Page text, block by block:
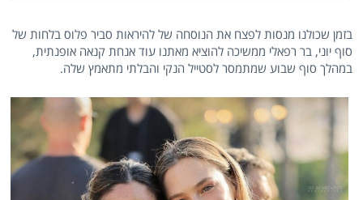
בזמן שכולנו מנסות לפצח את הנוסחה של להיראות סביר פלוס בלחות של
סוף יוני, בר רפאלי ממשיכה להוציא מאתנו עוד אנחת קנאה אופנתית,
במהלך סוף שבוע שמתמסר לסטייל הנקי והבלתי מתאמץ שלה.